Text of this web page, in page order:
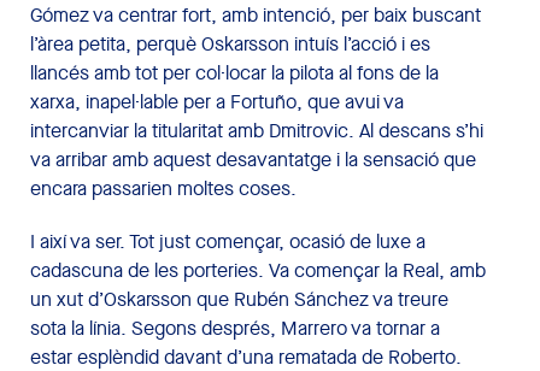
Gómez va centrar fort, amb intenció, per baix buscant
l’àrea petita, perquè Oskarsson intuís l’acció i es
llancés amb tot per col·locar la pilota al fons de la
xarxa, inapel·lable per a Fortuño, que avui va
intercanviar la titularitat amb Dmitrovic. Al descans s’hi
va arribar amb aquest desavantatge i la sensació que
encara passarien moltes coses.
I així va ser. Tot just començar, ocasió de luxe a
cadascuna de les porteries. Va començar la Real, amb
un xut d’Oskarsson que Rubén Sánchez va treure
sota la línia. Segons després, Marrero va tornar a
estar esplèndid davant d’una rematada de Roberto.